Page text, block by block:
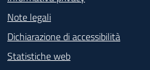
Note legali
Dichiarazione di accessibilità
Statistiche web